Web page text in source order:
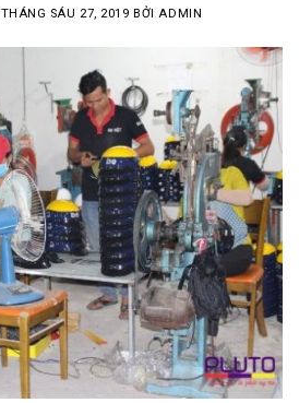
THÁNG SÁU 27, 2019 BỞI ADMIN